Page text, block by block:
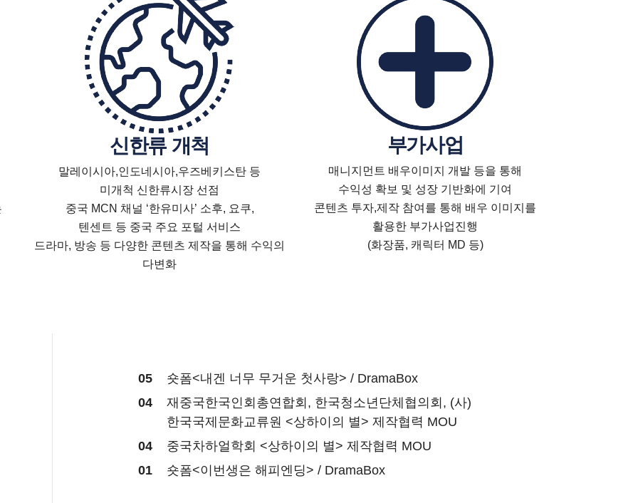
신한류 개척
말레이시아,인도네시아,우즈베키스탄 등
미개척 신한류시장 선점
중국 MCN 채널 ‘한유미사’ 소후, 요쿠,
텐센트 등 중국 주요 포털 서비스
드라마, 방송 등 다양한 콘텐츠 제작을 통해 수익의
다변화
​부가사업
매니지먼트 배우이미지 개발 등을 통해
수익성 확보 및 성장 기반화에 기여
콘텐츠 투자,제작 참여를 통해 배우 이미지를
활용한 부가사업진행
(화장품, 캐릭터 MD 등)
05
숏폼<내겐 너무 무거운 첫사랑> / DramaBox
04
재중국한국인회총연합회, 한국청소년단체협의회, (사)
한국국제문화교류원 <상하이의 별> 제작협력 MOU
04
중국차하얼학회 <상하이의 별> 제작협력 MOU
01
숏폼<이번생은 해피엔딩> / DramaBox